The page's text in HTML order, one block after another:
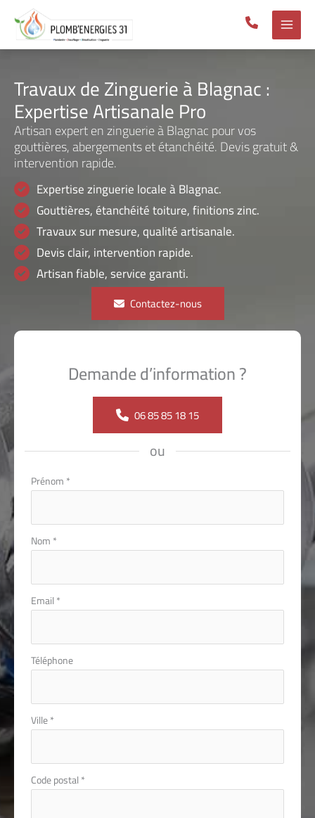
contenu
Travaux de Zinguerie à Blagnac :
Expertise Artisanale Pro
Artisan expert en zinguerie à Blagnac pour vos
gouttières, abergements et étanchéité. Devis gratuit &
intervention rapide.
Expertise zinguerie locale à Blagnac.
Gouttières, étanchéité toiture, finitions zinc.
Travaux sur mesure, qualité artisanale.
Devis clair, intervention rapide.
Artisan fiable, service garanti.
Contactez-nous
Demande d’information ?
06 85 85 18 15
ou
Formulaire
téléphone
Prénom*
Nom*
Email*
Téléphone
Ville*
Code postal*